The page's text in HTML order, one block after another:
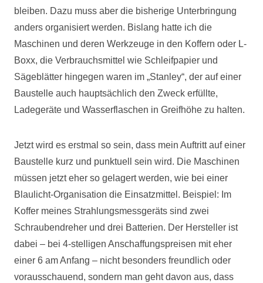
bleiben. Dazu muss aber die bisherige Unterbringung
anders organisiert werden. Bislang hatte ich die
Maschinen und deren Werkzeuge in den Koffern oder L-
Boxx, die Verbrauchsmittel wie Schleifpapier und
Sägeblätter hingegen waren im „Stanley“, der auf einer
Baustelle auch hauptsächlich den Zweck erfüllte,
Ladegeräte und Wasserflaschen in Greifhöhe zu halten.
Jetzt wird es erstmal so sein, dass mein Auftritt auf einer
Baustelle kurz und punktuell sein wird. Die Maschinen
müssen jetzt eher so gelagert werden, wie bei einer
Blaulicht-Organisation die Einsatzmittel. Beispiel: Im
Koffer meines Strahlungsmessgeräts sind zwei
Schraubendreher und drei Batterien. Der Hersteller ist
dabei – bei 4-stelligen Anschaffungspreisen mit eher
einer 6 am Anfang – nicht besonders freundlich oder
vorausschauend, sondern man geht davon aus, dass